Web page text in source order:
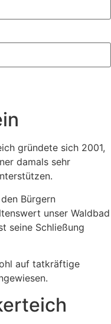
gründete sich 2001,
damals sehr
Bürgern
unser Waldbad
seine Schließung
auf tatkräftige